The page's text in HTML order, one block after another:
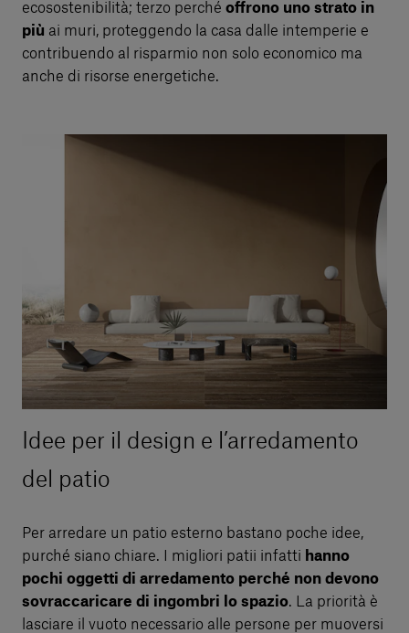
ecosostenibilità; terzo perché offrono uno strato in
più ai muri, proteggendo la casa dalle intemperie e
contribuendo al risparmio non solo economico ma
anche di risorse energetiche.
Idee per il design e l’arredamento
del patio
Per arredare un patio esterno bastano poche idee,
purché siano chiare. I migliori patii infatti hanno
pochi oggetti di arredamento perché non devono
sovraccaricare di ingombri lo spazio. La priorità è
lasciare il vuoto necessario alle persone per muoversi